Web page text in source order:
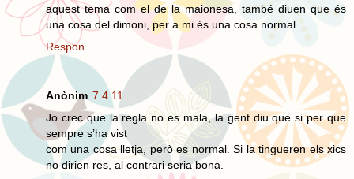
aquest tema com el de la maionesa, també diuen que és
una cosa del dimoni, per a mi és una cosa normal.
Respon
Anònim 7.4.11
Jo crec que la regla no es mala, la gent diu que si per que
sempre s’ha vist
com una cosa lletja, però es normal. Si la tingueren els xics
no dirien res, al contrari seria bona.